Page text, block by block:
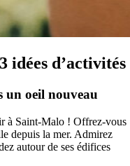
idées d’activités
un oeil nouveau
à Saint-Malo ! Offrez-vous
depuis la mer. Admirez
autour de ses édifices